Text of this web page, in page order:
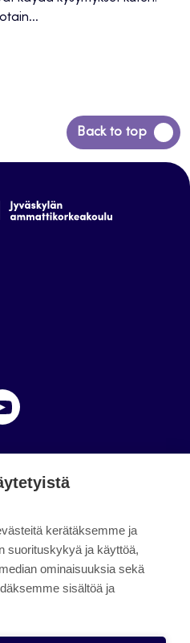
Back to top
Siirry
takaisin
kerätäksemme ja
suorituskykyä ja käyttöä,
ominaisuuksia sekä
sisältöä ja